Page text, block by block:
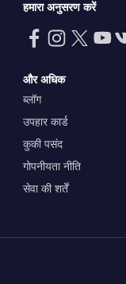
हमारा अनुसरण करें
और अधिक
ब्लॉग
उपहार कार्ड
कुकी पसंद
गोपनीयता नीति
सेवा की शर्तें